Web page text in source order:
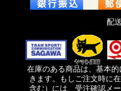
配送
在庫のある商品は、基本
きます。もしご注文時に
含む）には、受注確認メ